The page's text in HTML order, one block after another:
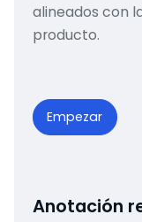
alineados con
producto.
Empezar
Anotación